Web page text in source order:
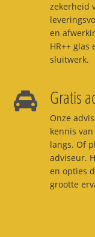
zekerheid
en
HR++
sluitwerk.
Gratis
Onze
kennis
langs. Of
adviseur.
en opties
grootte